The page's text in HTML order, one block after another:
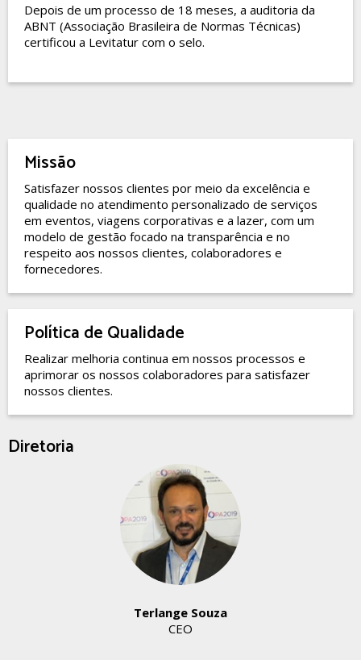
Depois de um processo de 18 meses, a auditoria da
ABNT (Associação Brasileira de Normas Técnicas)
certificou a Levitatur com o selo.
Missão
Satisfazer nossos clientes por meio da excelência e
qualidade no atendimento personalizado de serviços
em eventos, viagens corporativas e a lazer, com um
modelo de gestão focado na transparência e no
respeito aos nossos clientes, colaboradores e
fornecedores.
Política de Qualidade
Realizar melhoria continua em nossos processos e
aprimorar os nossos colaboradores para satisfazer
nossos clientes.
Diretoria
Terlange Souza
CEO